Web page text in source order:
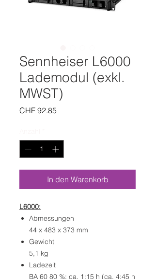
Sennheiser L6000
Lademodul (exkl.
MWST)
CHF 92.85
In den Warenkorb
L6000:
Abmessungen
44 x 483 x 373 mm
Gewicht
5,1 kg
Ladezeit
BA 60 80 %: ca. 1:15 h (ca. 4:45 h